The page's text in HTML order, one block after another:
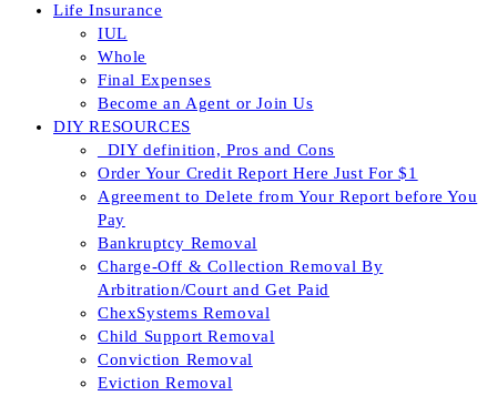
Life Insurance
IUL
Whole
Final Expenses
Become an Agent or Join Us
DIY RESOURCES
_DIY definition, Pros and Cons
Order Your Credit Report Here Just For $1
Agreement to Delete from Your Report before You
Pay
Bankruptcy Removal
Charge-Off & Collection Removal By
Arbitration/Court and Get Paid
ChexSystems Removal
Child Support Removal
Conviction Removal
Eviction Removal